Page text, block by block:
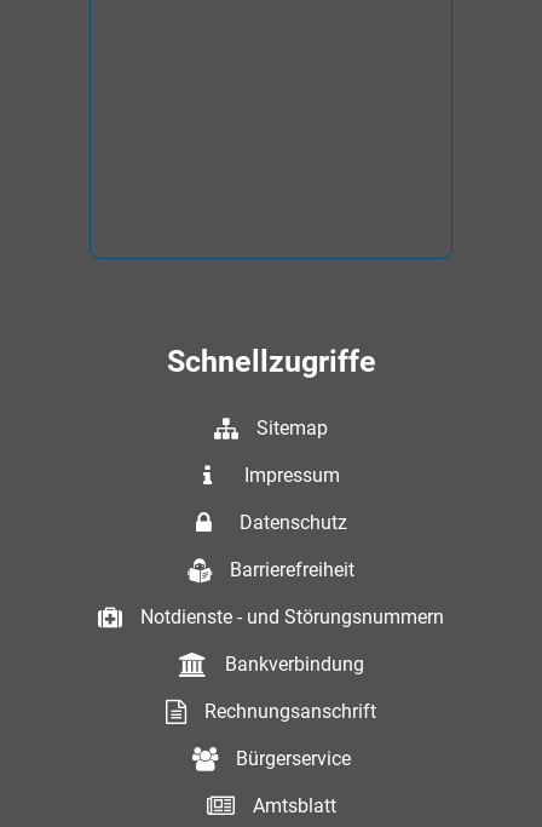
Schnellzugriffe
Sitemap
Impressum
Datenschutz
Barrierefreiheit
Notdienste - und Störungsnummern
Bankverbindung
Rechnungsanschrift
Bürgerservice
Amtsblatt